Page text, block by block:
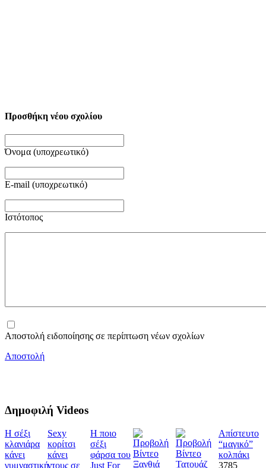
Προσθήκη νέου σχολίου
Όνομα (υποχρεωτικό)
E-mail (υποχρεωτικό)
Ιστότοπος
Αποστολή ειδοποίησης σε περίπτωση νέων σχολίων
Αποστολή
Δημοφιλή Videos
Η σέξι
κλανιάρα
κάνει
γυμναστική
Sexy
κορίτσι
κάνει
ντους σε
Η ποιο
σέξι
φάρσα του
Just For
Ξανθιά
Τατουάζ
Απίστευτο
“μαγικό”
κολπάκι
3785